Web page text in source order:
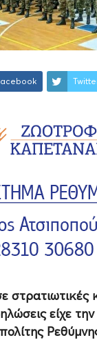
στρατιωτικές
είχε